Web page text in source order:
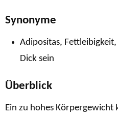
Synonyme
Adipositas,
Dick sein
Überblick
Ein zu hohes Körpergewicht